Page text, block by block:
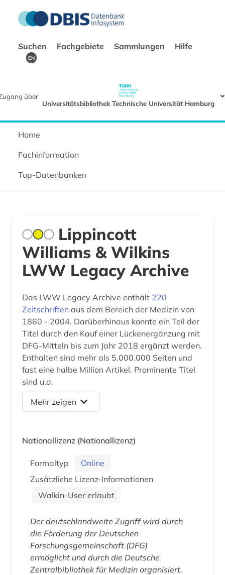
Suchen Fachgebiete Sammlungen Hilfe
EN
über
Universitätsbibliothek Technische Universität Hamburg
Home
Fachinformation
Top-Datenbanken
Lippincott
Williams & Wilkins
LWW Legacy Archive
Das LWW Legacy Archive enthält 220
Zeitschriften aus dem Bereich der Medizin von
1860 - 2004. Darüberhinaus konnte ein Teil der
Titel durch den Kauf einer Lückenergänzung mit
DFG-Mitteln bis zum Jahr 2018 ergänzt werden.
Enthalten sind mehr als 5.000.000 Seiten und
fast eine halbe Million Artikel. Prominente Titel
sind u.a.
Mehr zeigen
Nationallizenz (Nationallizenz)
Formaltyp
Online
Zusätzliche Lizenz-Informationen
Walkin-User erlaubt
Der deutschlandweite Zugriff wird durch
die Förderung der Deutschen
Forschungsgemeinschaft (DFG)
ermöglicht und durch die Deutsche
Zentralbibliothek für Medizin organisiert.